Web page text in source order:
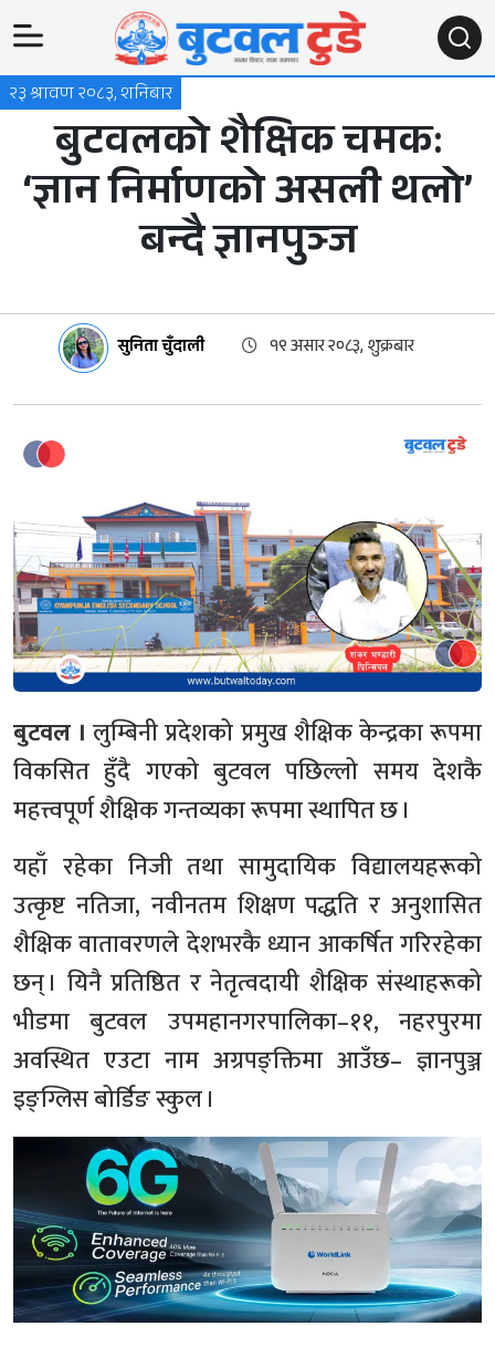
२३ श्रावण २०८३, शनिबार
बुटवलको शैक्षिक चमक:
‘ज्ञान निर्माणको असली थलो’
बन्दै ज्ञानपुञ्ज
सुनिता चुँदाली १९ असार २०८३, शुक्रबार
बुटवल । लुम्बिनी प्रदेशको प्रमुख शैक्षिक केन्द्रका रूपमा
विकसित हुँदै गएको बुटवल पछिल्लो समय देशकै
महत्त्वपूर्ण शैक्षिक गन्तव्यका रूपमा स्थापित छ ।
यहाँ रहेका निजी तथा सामुदायिक विद्यालयहरूको
उत्कृष्ट नतिजा, नवीनतम शिक्षण पद्धति र अनुशासित
शैक्षिक वातावरणले देशभरकै ध्यान आकर्षित गरिरहेका
छन् । यिनै प्रतिष्ठित र नेतृत्वदायी शैक्षिक संस्थाहरूको
भीडमा बुटवल उपमहानगरपालिका–११, नहरपुरमा
अवस्थित एउटा नाम अग्रपङ्क्तिमा आउँछ– ज्ञानपुञ्ज
इङ्ग्लिस बोर्डिङ स्कुल ।